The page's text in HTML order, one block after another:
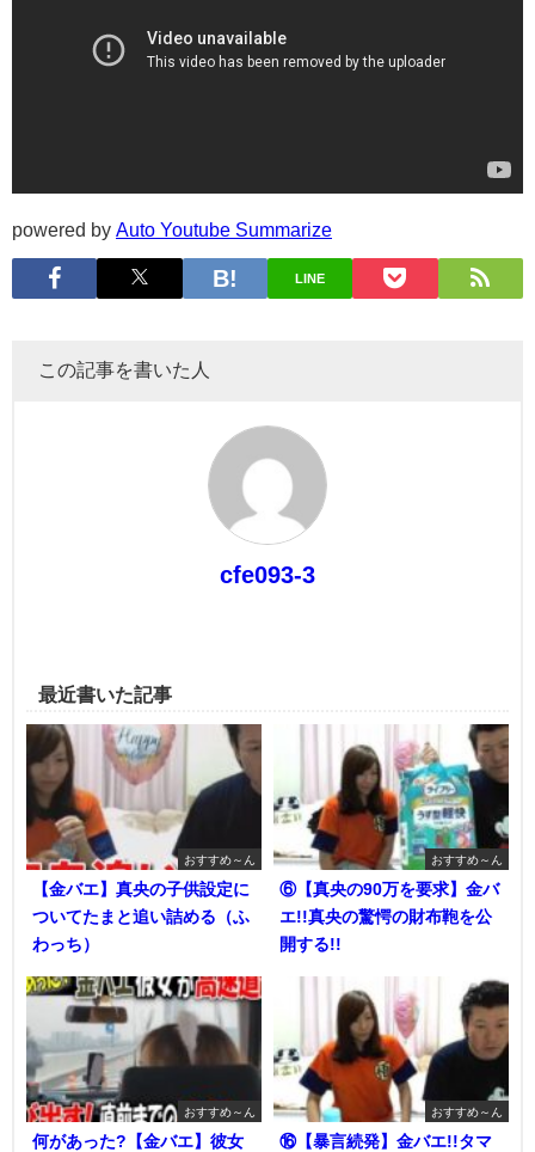
powered by Auto Youtube Summarize
LINE
この記事を書いた人
cfe093-3
最近書いた記事
おすすめ～ん
【金バエ】真央の子供設定に
ついてたまと追い詰める（ふ
わっち）
おすすめ～ん
⑥【真央の90万を要求】金バ
エ!!真央の驚愕の財布鞄を公
開する!!
おすすめ～ん
何があった?【金バエ】彼女
おすすめ～ん
⑯【暴言続発】金バエ!!タマ